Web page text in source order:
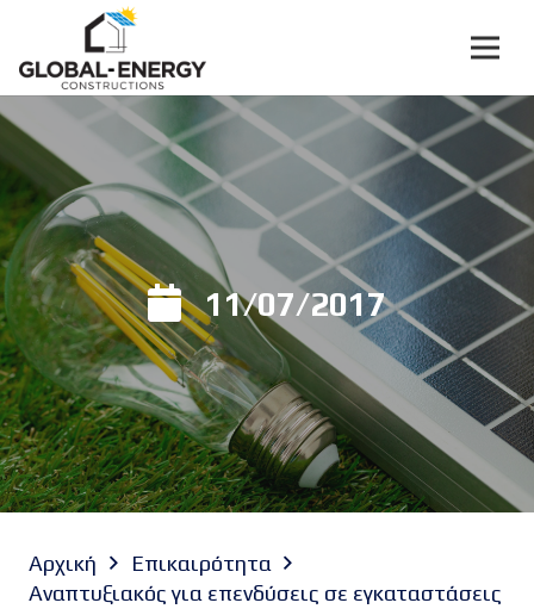
11/07/2017
Αρχική
Επικαιρότητα
Αναπτυξιακός για επενδύσεις σε εγκαταστάσεις